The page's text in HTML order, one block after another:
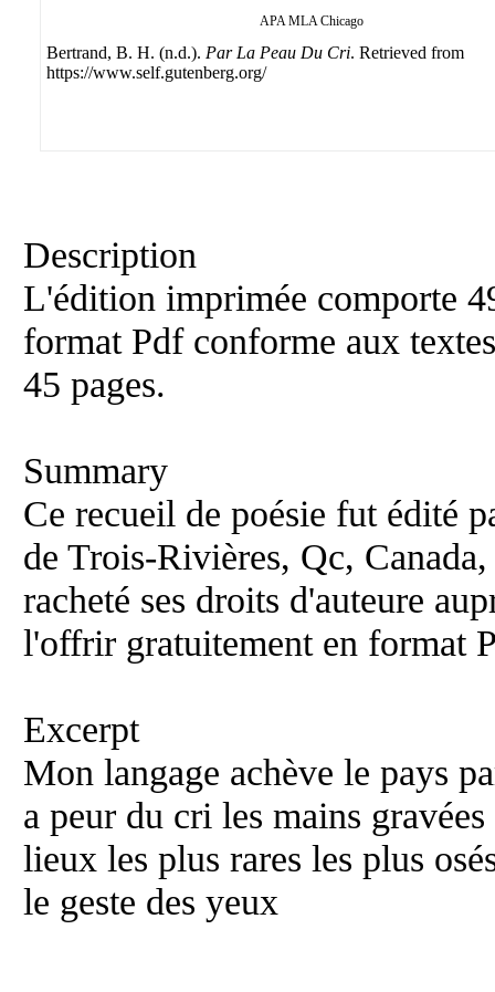
APA MLA Chicago
Bertrand, B. H. (n.d.). Par La Peau Du Cri. Retrieved from
https://www.self.gutenberg.org/
Description
L'édition imprimée comporte
format Pdf conforme aux
45 pages.
Summary
Ce recueil de poésie fut édité
de Trois-Rivières, Qc,
racheté ses droits d'auteure
l'offrir gratuitement en format
Excerpt
Mon langage achève le pays
a peur du cri les mains
lieux les plus rares les plus
le geste des yeux